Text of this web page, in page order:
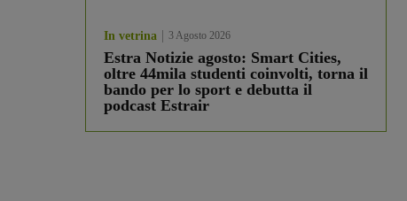
In vetrina 3 Agosto 2026
Estra Notizie agosto: Smart Cities,
oltre 44mila studenti coinvolti, torna il
bando per lo sport e debutta il
podcast Estrair